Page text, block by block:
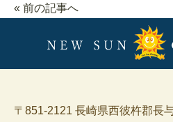
« 前の記事へ
〒851-2121 長崎県西彼杵郡長